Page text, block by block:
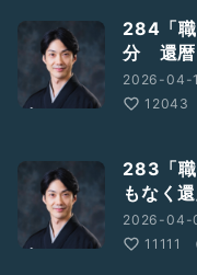
284「
分 還暦
2026-04-
12043
283「
もなく
2026-04-
11111